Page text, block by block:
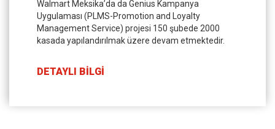
Walmart Meksika’da da Genius Kampanya
Uygulaması (PLMS-Promotion and Loyalty
Management Service) projesi 150 şubede 2000
kasada yapılandırılmak üzere devam etmektedir.
DETAYLI BİLGİ